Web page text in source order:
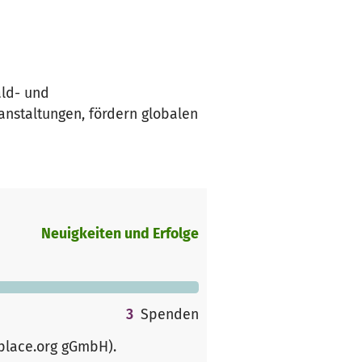
und
fördern globalen
Neuigkeiten und Erfolge
3 Spenden
gGmbH).